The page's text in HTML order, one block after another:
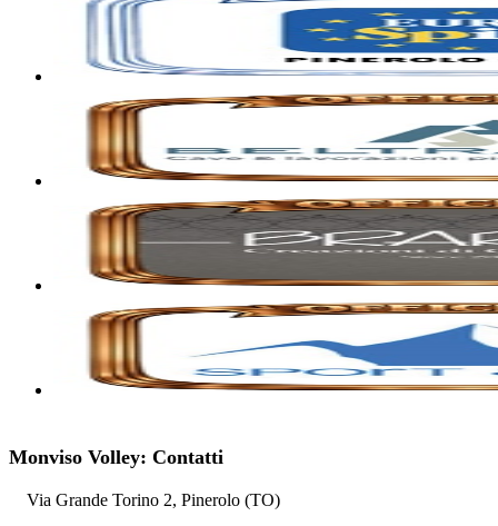
Monviso Volley: Contatti
Via Grande Torino 2, Pinerolo (TO)